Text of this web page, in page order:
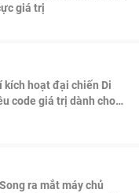
giá trị
kích hoạt đại chiến Di
code giá trị dành cho
ra mắt máy chủ